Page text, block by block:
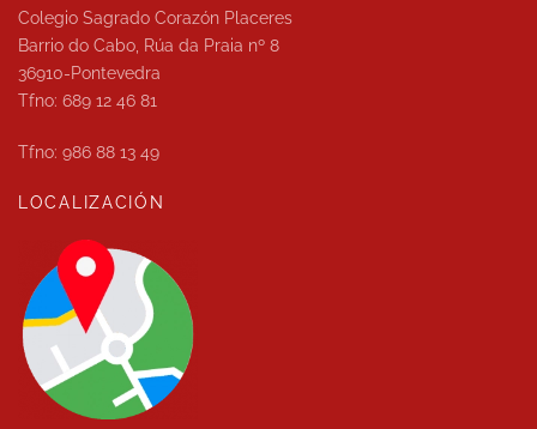
Colegio Sagrado Corazón Placeres
Barrio do Cabo, Rúa da Praia nº 8
36910-Pontevedra
Tfno: 689 12 46 81
Tfno: 986 88 13 49
LOCALIZACIÓN